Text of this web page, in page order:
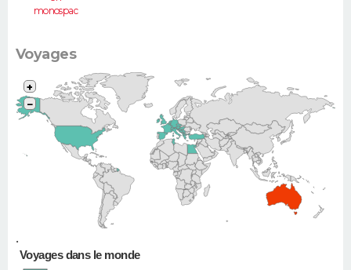
monospac
Xsara
Picasso...)
Voyages
•
+
−
Voyages dans le monde